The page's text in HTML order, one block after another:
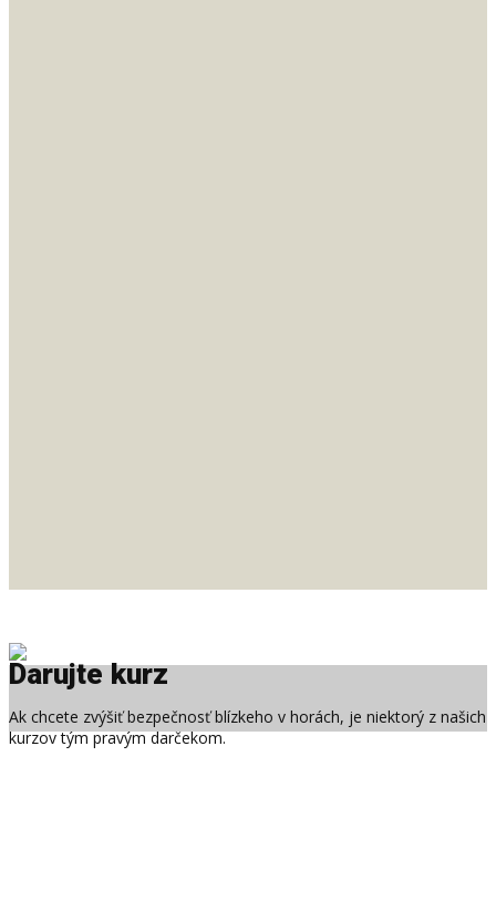
Darujte kurz
Ak chcete zvýšiť bezpečnosť blízkeho v horách, je niektorý z našich
kurzov tým pravým darčekom.